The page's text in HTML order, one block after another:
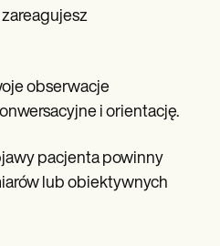
obserwacje
i orientację.
pacjenta powinny
lub obiektywnych